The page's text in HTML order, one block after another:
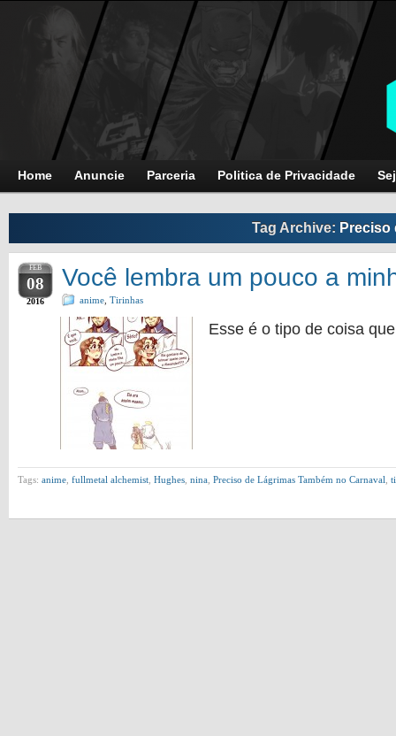
Home Anuncie Parceria Politica de Privacidade
Tag Archive: Preciso
FEB
08
2016
Você lembra um pouco a
anime Tirinhas
Esse é o tipo de coisa
Tags: anime fullmetal alchemist Hughes nina Preciso de Lágrimas Também no Carnaval